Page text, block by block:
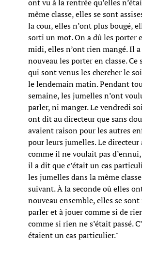
ont vu à la rentrée qu’elles
même classe, elles se sont
la cour, elles n’ont plus bougé,
sorti un mot. On a dû les porter
midi, elles n’ont rien mangé. Il
nouveau les porter en classe.
qui sont venus les chercher le
le lendemain matin. Pendant
semaine, les jumelles n’ont
parler, ni manger. Le vendredi
ont dit au directeur que sans
avaient raison pour les autres
pour leurs jumelles. Le
comme il ne voulait pas
il a dit que c’était un cas
les jumelles dans la même
suivant. À la seconde où elles
nouveau ensemble, elles se sont
parler et à jouer comme si de
comme si rien ne s’était passé.
étaient un cas particulier."